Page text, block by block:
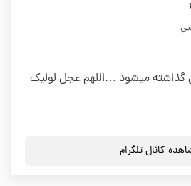
گذاشته میشود …اللهم عجل لولیک
کانال تلگرام